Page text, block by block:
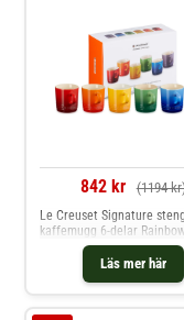
842 kr (1194
Läs mer här
Le Creuset Signature
kaffemugg 6-delar